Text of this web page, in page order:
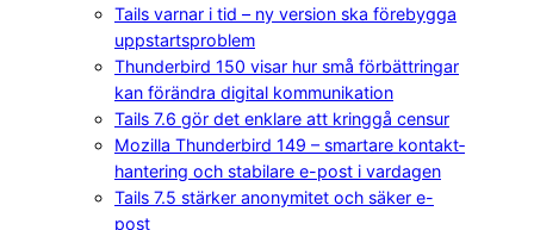
Tails varnar i tid – ny version ska förebygga
uppstartsproblem
Thunderbird 150 visar hur små förbättringar
kan förändra digital kommunikation
Tails 7.6 gör det enklare att kringgå censur
Mozilla Thunderbird 149 – smartare kontakt­
hantering och stabilare e-post i vardagen
Tails 7.5 stärker anonymitet och säker e-
post